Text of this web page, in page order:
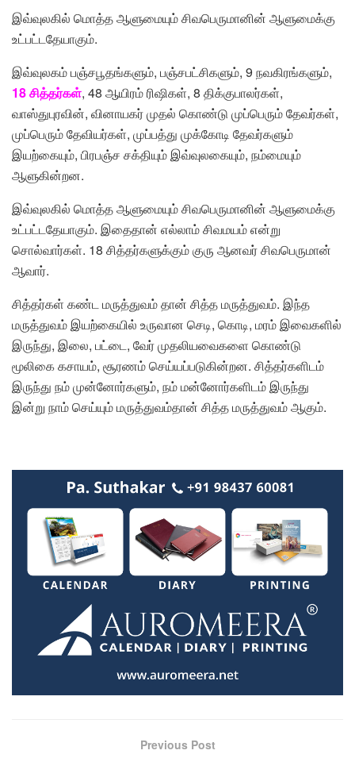
இவ்வுலகில் மொத்த ஆளுமையும் சிவபெருமானின் ஆளுமைக்கு
உட்பட்டதேயாகும்.
இவ்வுலகம் பஞ்சபூதங்களும், பஞ்சபட்சிகளும், 9 நவகிரங்களும்,
18 சித்தர்கள், 48 ஆயிரம் ரிஷிகள், 8 திக்குபாலர்கள்,
வாஸ்துபுரவின், வினாயகர் முதல் கொண்டு முப்பெரும் தேவர்கள்,
முப்பெரும் தேவியர்கள், முப்பத்து முக்கோடி தேவர்களும்
இயற்கையும், பிரபஞ்ச சக்தியும் இவ்வுலகையும், நம்மையும்
ஆளுகின்றன.
இவ்வுலகில் மொத்த ஆளுமையும் சிவபெருமானின் ஆளுமைக்கு
உட்பட்டதேயாகும். இதைதான் எல்லாம் சிவமயம் என்று
சொல்வார்கள். 18 சித்தர்களுக்கும் குரு ஆனவர் சிவபெருமான்
ஆவார்.
சித்தர்கள் கண்ட மருத்துவம் தான் சித்த மருத்துவம். இந்த
மருத்துவம் இயற்கையில் உருவான செடி, கொடி, மரம் இவைகளில்
இருந்து, இலை, பட்டை, வேர் முதலியவைகளை கொண்டு
மூலிகை கசாயம், சூரணம் செய்யப்படுகின்றன. சித்தர்களிடம்
இருந்து நம் முன்னோர்களும், நம் மன்னோர்களிடம் இருந்து
இன்று நாம் செய்யும் மருத்துவம்தான் சித்த மருத்துவம் ஆகும்.
Previous Post